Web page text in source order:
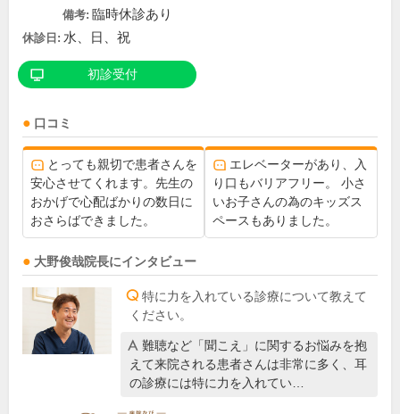
備考: 臨時休診あり
休診日: 水、日、祝
初診受付
口コミ
とっても親切で患者さんを
安心させてくれます。先生の
おかげで心配ばかりの数日に
おさらばできました。
エレベーターがあり、入
り口もバリアフリー。 小さ
いお子さんの為のキッズス
ペースもありました。
大野俊哉院長にインタビュー
特に力を入れている診療について教えて
ください。
難聴など「聞こえ」に関するお悩みを抱
えて来院される患者さんは非常に多く、耳
の診療には特に力を入れてい…